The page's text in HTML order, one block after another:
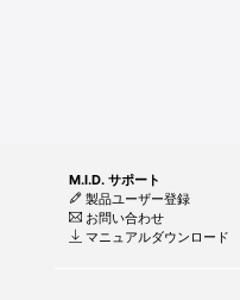
M.I.D. サポート
製品ユーザー登録
お問い合わせ
マニュアルダウンロード